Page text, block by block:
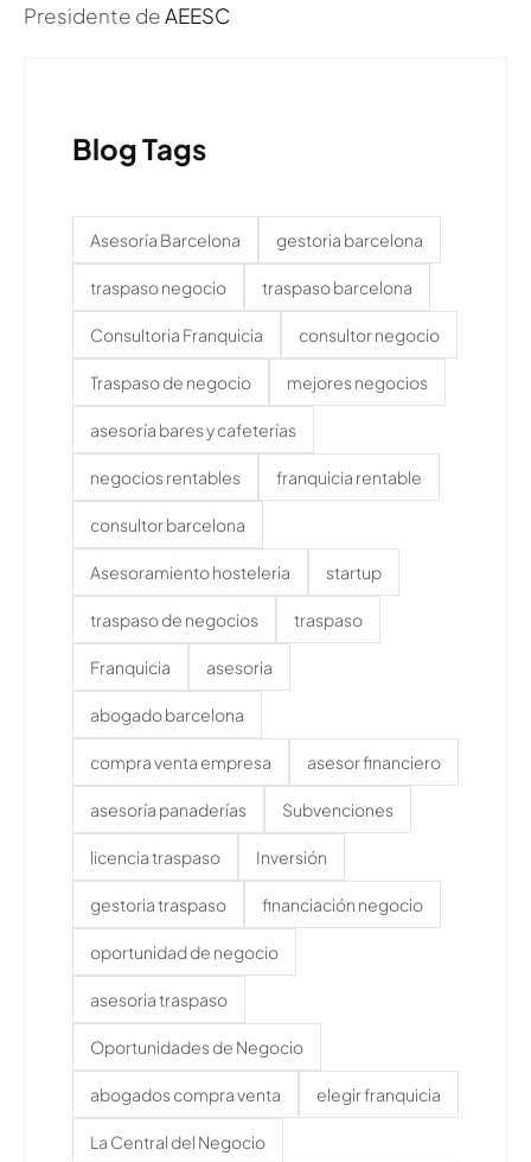
Presidente deAEESC
Blog Tags
Asesoría Barcelona gestoria barcelona
traspaso negocio traspaso barcelona
Consultoria Franquicia consultor negocio
Traspaso de negocio mejores negocios
asesoría bares y cafeterías
negocios rentables franquicia rentable
consultor barcelona
Asesoramiento hosteleria startup
traspaso de negocios traspaso
Franquicia asesoria
abogado barcelona
compra venta empresa asesor financiero
asesoría panaderías Subvenciones
licencia traspaso Inversión
gestoria traspaso financiación negocio
oportunidad de negocio
asesoria traspaso
Oportunidades de Negocio
abogados compra venta elegir franquicia
La Central del Negocio